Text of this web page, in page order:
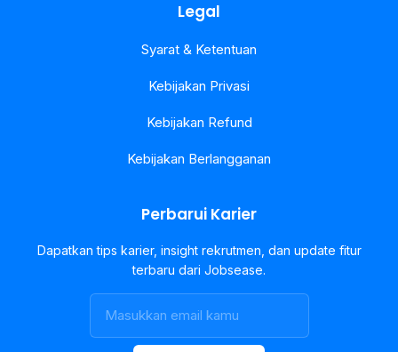
Legal
Syarat & Ketentuan
Kebijakan Privasi
Kebijakan Refund
Kebijakan Berlangganan
Perbarui Karier
Dapatkan tips karier, insight rekrutmen, dan update fitur
terbaru dari Jobsease.